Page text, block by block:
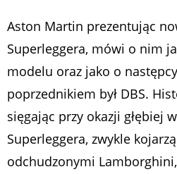
Aston Martin prezentując
Superleggera, mówi o nim
modelu oraz jako o
poprzednikiem był DBS.
sięgając przy okazji głębiej
Superleggera, zwykle
odchudzonymi